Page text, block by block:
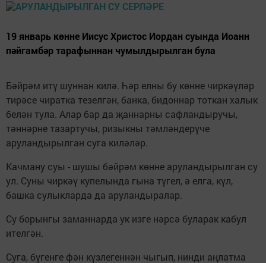
19 январь көнне Иисус Христос Иордан суында Иоанн
пәйгамбәр тарафыннан чумылдырылган була
Бәйрәм итү шуннан килә. Һәр елны бу көнне чиркәүләр
тирәсе чиратка тезелгән, банка, бидоннар тоткан халык
белән тула. Алар бар да җаннарны сафландыручы,
тәннәрне тазартучы, ризыкны тәмләндерүче
аруландырылган суга киләләр.
Качману суы - шушы бәйрәм көнне аруландырылган су
ул. Суны чиркәү купелында гына түгел, ә елга, күл,
башка сулыкларда да аруландыралар.
Су борынгы заманнарда ук изге нәрсә буларак кабул
ителгән.
Суга, бүгенге фән күзлегеннән чыгып, нинди аңлатма